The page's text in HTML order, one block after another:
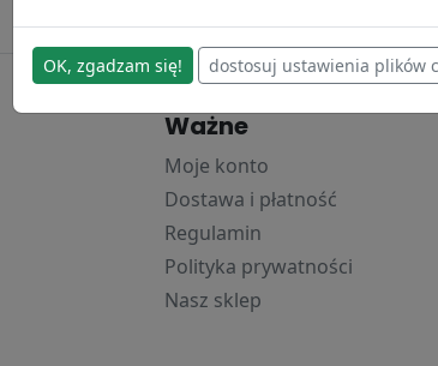
Ważne
Moje konto
Dostawa i płatność
Regulamin
Polityka prywatności
Nasz sklep
OK, zgadzam się! dostosuj ustawienia plików